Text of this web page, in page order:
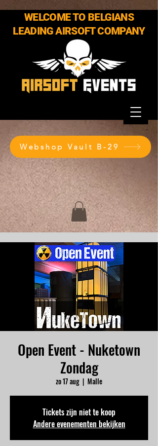
WELCOME TO BELGIANS
LEADING AIRSOFT COMPANY
Webshop Vault B-29
Open Event - Nuketown
Zondag
zo 17 aug
  |
Malle
Tickets zijn niet te koop
Andere evenementen bekijken